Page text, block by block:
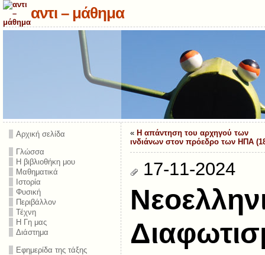
αντι – μάθημα
Αρχική σελίδα
Γλώσσα
Η βιβλιοθήκη μου
Μαθηματικά
Ιστορία
Φυσική
Περιβάλλον
Τέχνη
Η Γη μας
Διάστημα
Εφημερίδα της τάξης
« Η απάντηση του αρχηγού των
ινδιάνων στον πρόεδρο των ΗΠΑ
17-11-2024